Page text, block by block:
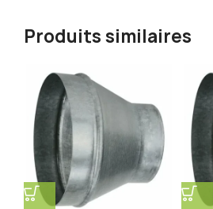
Produits similaires